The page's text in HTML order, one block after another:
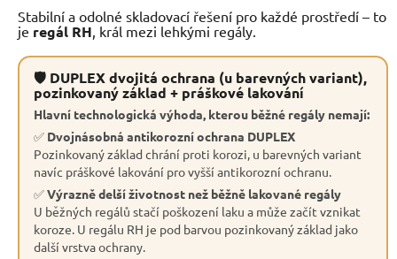
Stabilní a odolné skladovací řešení pro každé prostředí – to
je regál RH , král mezi lehkými regály.
🛡 DUPLEX dvojitá ochrana (u barevných variant),
pozinkovaný základ + práškové lakování
Hlavní technologická výhoda, kterou běžné regály nemají:
✅ Dvojnásobná antikorozní ochrana DUPLEX
Pozinkovaný základ chrání proti korozi, u barevných variant
navíc práškové lakování pro vyšší antikorozní ochranu.
✅Výrazně delší životnost než běžně lakované regály
U běžných regálů stačí poškození laku a může začít vznikat
koroze. U regálu RH je pod barvou pozinkovaný základ jako
další vrstva ochrany.